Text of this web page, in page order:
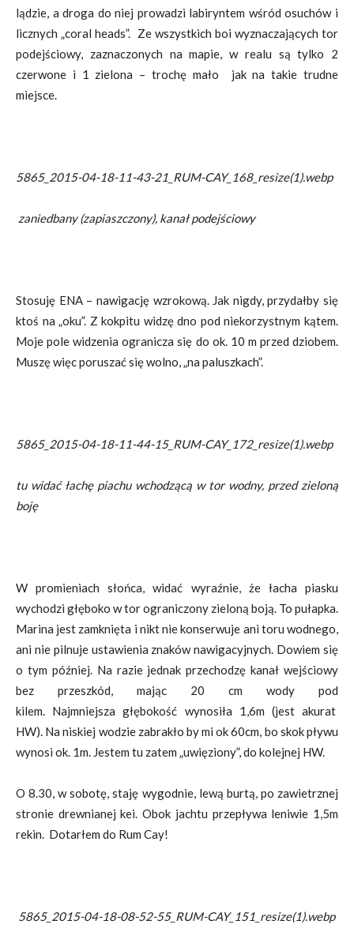
lądzie, a droga do niej prowadzi labiryntem wśród osuchów i
licznych „coral heads”. Ze wszystkich boi wyznaczających tor
podejściowy, zaznaczonych na mapie, w realu są tylko 2
czerwone i 1 zielona – trochę mało jak na takie trudne
miejsce.
5865_2015-04-18-11-43-21_RUM-CAY_168_resize(1).webp
zaniedbany (zapiaszczony), kanał podejściowy
Stosuję ENA – nawigację wzrokową. Jak nigdy, przydałby się
ktoś na „oku”. Z kokpitu widzę dno pod niekorzystnym kątem.
Moje pole widzenia ogranicza się do ok. 10 m przed dziobem.
Muszę więc poruszać się wolno, „na paluszkach”.
5865_2015-04-18-11-44-15_RUM-CAY_172_resize(1).webp
tu widać łachę piachu wchodzącą w tor wodny, przed zieloną
boję
W promieniach słońca, widać wyraźnie, że łacha piasku
wychodzi głęboko w tor ograniczony zieloną boją. To pułapka.
Marina jest zamknięta i nikt nie konserwuje ani toru wodnego,
ani nie pilnuje ustawienia znaków nawigacyjnych. Dowiem się
o tym później. Na razie jednak przechodzę kanał wejściowy
bez przeszkód, mając 20 cm wody pod
kilem. Najmniejsza głębokość wynosiła 1,6m (jest akurat
HW). Na niskiej wodzie zabrakło by mi ok 60cm, bo skok pływu
wynosi ok. 1m. Jestem tu zatem „uwięziony”, do kolejnej HW.
O 8.30, w sobotę, staję wygodnie, lewą burtą, po zawietrznej
stronie drewnianej kei. Obok jachtu przepływa leniwie 1,5m
rekin. Dotarłem do Rum Cay!
5865_2015-04-18-08-52-55_RUM-CAY_151_resize(1).webp